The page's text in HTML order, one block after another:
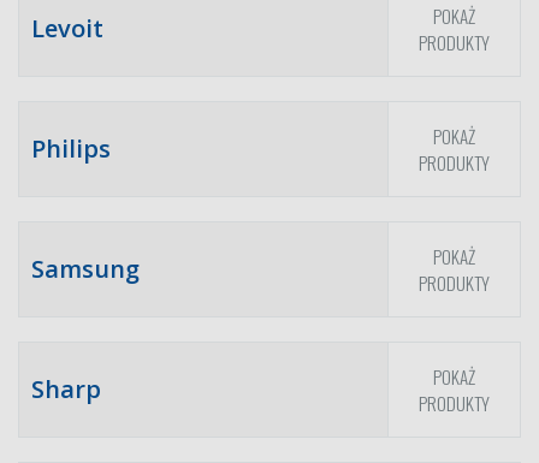
Levoit
POKAŻ
PRODUKTY
Philips
POKAŻ
PRODUKTY
Samsung
POKAŻ
PRODUKTY
Sharp
POKAŻ
PRODUKTY